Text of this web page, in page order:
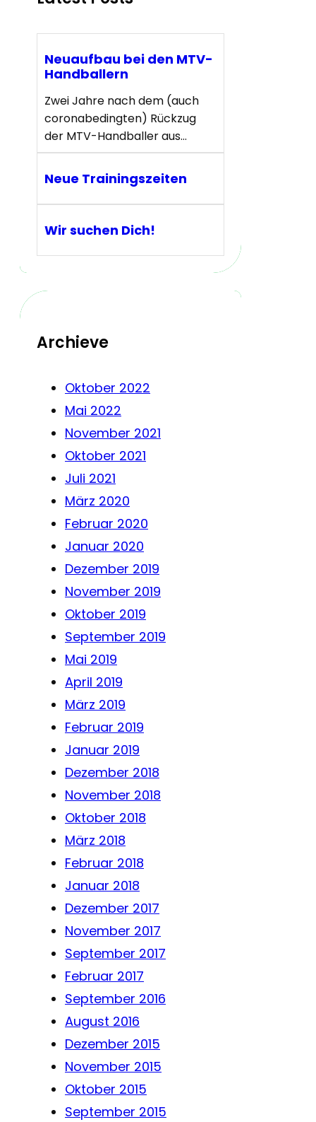
Neuaufbau bei den MTV-
Handballern
Zwei Jahre nach dem (auch
coronabedingten) Rückzug
der MTV-Handballer aus…
Neue Trainingszeiten
Wir suchen Dich!
Archieve
Oktober 2022
Mai 2022
November 2021
Oktober 2021
Juli 2021
März 2020
Februar 2020
Januar 2020
Dezember 2019
November 2019
Oktober 2019
September 2019
Mai 2019
April 2019
März 2019
Februar 2019
Januar 2019
Dezember 2018
November 2018
Oktober 2018
März 2018
Februar 2018
Januar 2018
Dezember 2017
November 2017
September 2017
Februar 2017
September 2016
August 2016
Dezember 2015
November 2015
Oktober 2015
September 2015